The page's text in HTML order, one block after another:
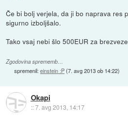
Če bi bolj verjela, da ji bo naprava res
sigurno izboljšalo.
Tako vsaj nebi šlo 500EUR za
Zgodovina sprememb…
spremenil:einstein :P(7. avg 2013 ob 14:22)
Okapi
::7. avg 2013, 14:17